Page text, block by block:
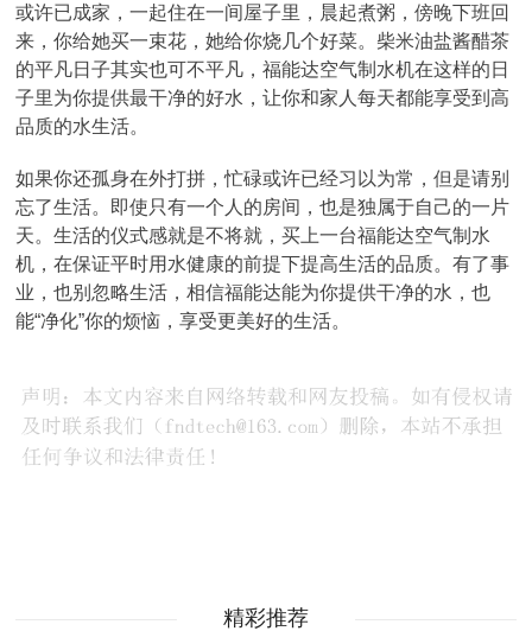
或许已成家，一起住在一间屋子里，晨起煮粥，傍晚下班回
来，你给她买一束花，她给你烧几个好菜。柴米油盐酱醋茶
的平凡日子其实也可不平凡，福能达空气制水机在这样的日
子里为你提供最干净的好水，让你和家人每天都能享受到高
品质的水生活。
如果你还孤身在外打拼，忙碌或许已经习以为常，但是请别
忘了生活。即使只有一个人的房间，也是独属于自己的一片
天。生活的仪式感就是不将就，买上一台福能达空气制水
机，在保证平时用水健康的前提下提高生活的品质。有了事
业，也别忽略生活，相信福能达能为你提供干净的水，也
能“净化”你的烦恼，享受更美好的生活。
精彩推荐